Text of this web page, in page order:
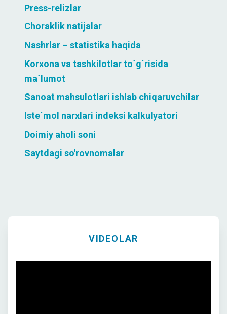
Press-relizlar
Choraklik natijalar
Nashrlar – statistika haqida
Korxona va tashkilotlar to`g`risida
ma`lumot
Sanoat mahsulotlari ishlab chiqaruvchilar
Iste`mol narxlari indeksi kalkulyatori
Doimiy aholi soni
Saytdagi so'rovnomalar
VIDEOLAR